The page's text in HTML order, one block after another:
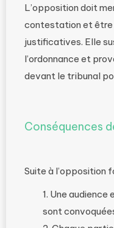
L’opposition doit
contestation et être
justificatives. Elle
l’ordonnance et
devant le tribunal
Conséquences
Suite à l’opposition
Une audience
sont